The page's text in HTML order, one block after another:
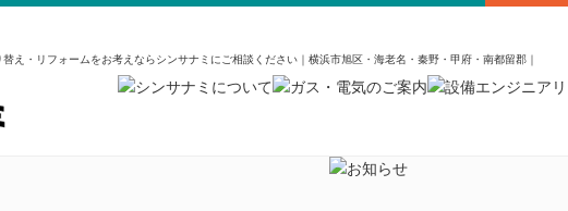
え・リフォームをお考えならシンサナミにご相談ください｜横浜市旭区・海老名・秦野・甲府・南都留郡｜